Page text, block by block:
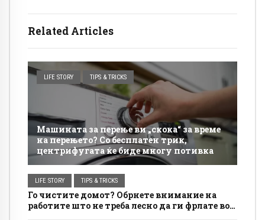
Related Articles
LIFE STORY TIPS & TRICKS
Машината за перење ви „скока“ за време
на перењето? Со бесплатен трик,
центрифугата ќе биде многу потивка
LIFE STORY TIPS & TRICKS
Го чистите домот? Обрнете внимание на
работите што не треба лесно да ги фрлате во